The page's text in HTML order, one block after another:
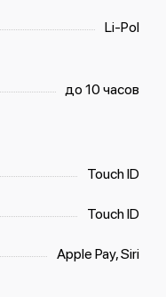
Li-Pol
до 10 часов
Touch ID
Touch ID
Apple Pay, Siri